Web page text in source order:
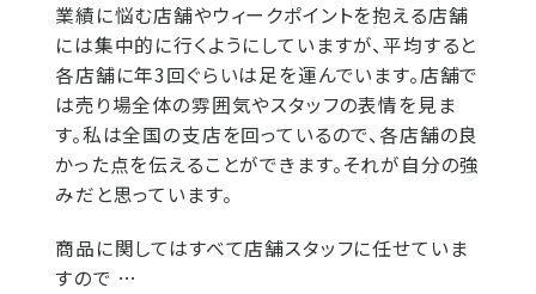
業績に悩む店舗やウィークポイントを抱える店舗
には集中的に行くようにしていますが、平均すると
各店舗に年3回ぐらいは足を運んでいます。店舗で
は売り場全体の雰囲気やスタッフの表情を見ま
す。私は全国の支店を回っているので、各店舗の良
かった点を伝えることができます。それが自分の強
みだと思っています。
商品に関してはすべて店舗スタッフに任せていま
すので …